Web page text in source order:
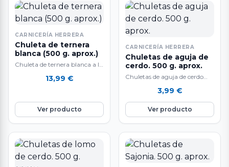
CARNICERÍA HERRERA
Chuleta de ternera
blanca (500 g. aprox.)
Chuleta de ternera blanca a la
aproximadamente. Carne
13,99 €
Ver producto
CARNICERÍA HERRERA
Chuletas de aguja de
cerdo. 500 g. aprox.
Chuletas de aguja de cerdo
aproximadamente. Muy ricas
y sabrosas, fantásticas…
3,99 €
Ver producto